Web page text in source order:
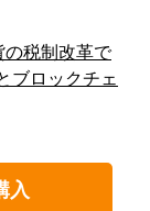
税制改革で
ブロックチェ
入